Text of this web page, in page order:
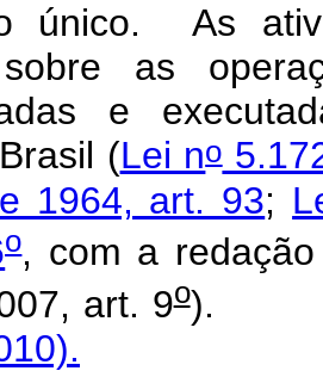
único. As
sobre as
e
(Lei no
1964, art. 93;
o, com a
art. 9o